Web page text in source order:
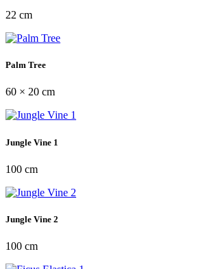
22 cm
Palm Tree
60 × 20 cm
Jungle Vine 1
100 cm
Jungle Vine 2
100 cm